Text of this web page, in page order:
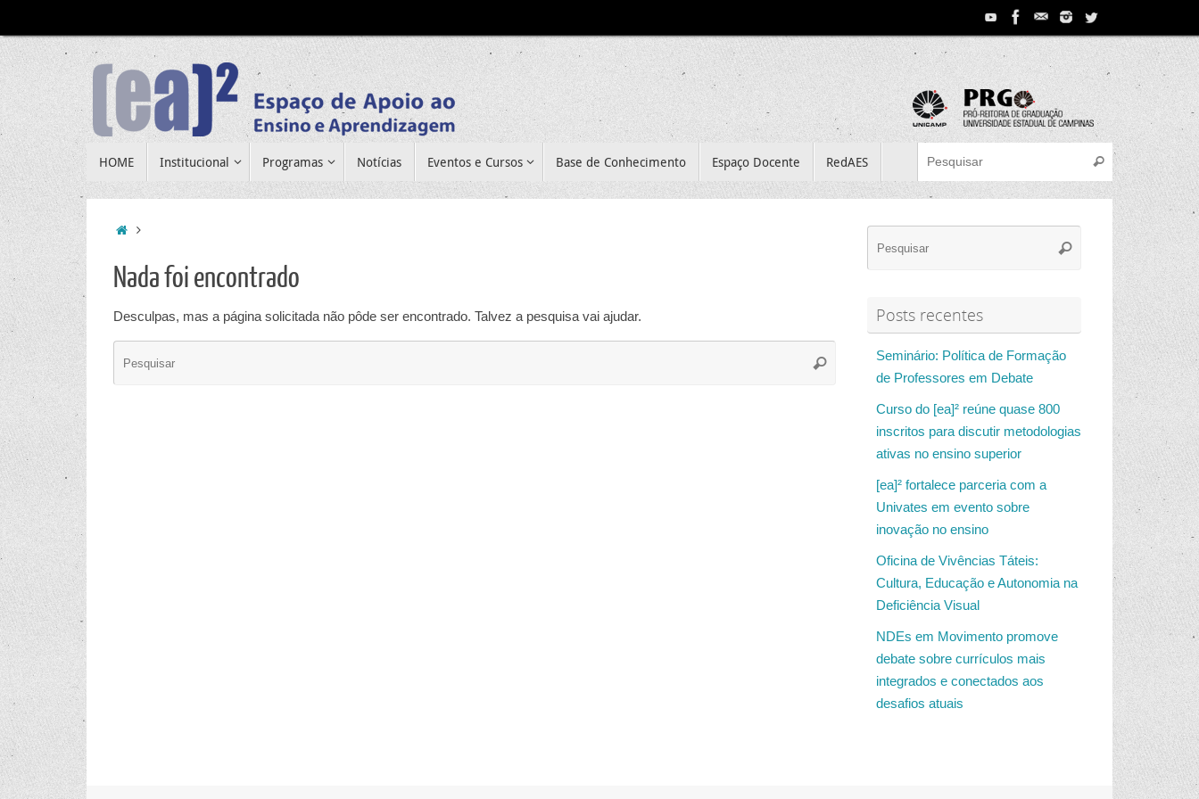
para
conteúdo
para
conteúdo
HOME Institucional Programas Notícias Eventos e Cursos Base de Conhecimento Espaço Docente RedAES
Search for:
Pesquisar
Home
Nada foi encontrado
Desculpas, mas a página solicitada não pôde ser encontrado. Talvez a pesquisa vai ajudar.
Pesquisar
Pesquisar
Posts recentes
Seminário: Política de Formação
de Professores em Debate
Curso do [ea]² reúne quase 800
inscritos para discutir metodologias
ativas no ensino superior
[ea]² fortalece parceria com a
Univates em evento sobre
inovação no ensino
Oficina de Vivências Táteis:
Cultura, Educação e Autonomia na
Deficiência Visual
NDEs em Movimento promove
debate sobre currículos mais
integrados e conectados aos
desafios atuais